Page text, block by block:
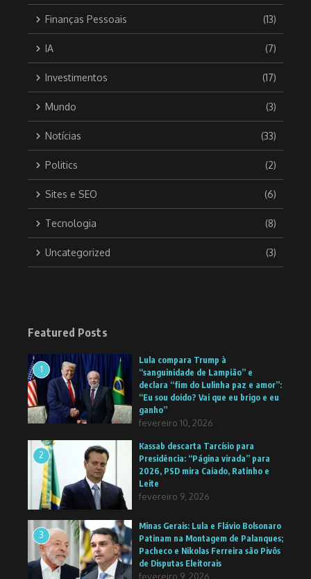
Finanças Pessoais (13)
IA (7)
Investimentos (17)
Mundo (3)
Notícias (33)
Politics (2)
Sites e SEO (6)
Tecnologia (8)
Uncategorized (3)
Featured Posts
1
Lula compara Trump à
“sanguinidade de Lampião” e
declara “fim do Lulinha paz e amor”:
“Eu sou doido? Vai que eu brigo e eu
ganho”
fevereiro 10, 2026
2
Kassab descarta Tarcísio para
Presidência: “Página virada” para
2026, PSD mira Caiado, Ratinho e
Leite
fevereiro 9, 2026
3
Minas Gerais: Lula e Flávio Bolsonaro
Patinam na Montagem de Palanques;
Pacheco e Nikolas Ferreira são Pivôs
de Disputas Eleitorais
fevereiro 9, 2026